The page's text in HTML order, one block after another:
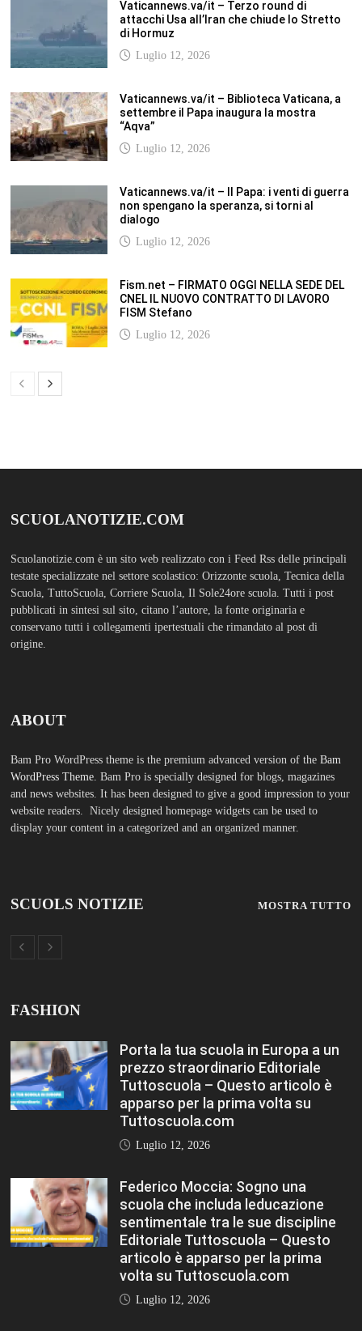
Vaticannews.va/it – Terzo round di
attacchi Usa all’Iran che chiude lo Stretto
di Hormuz
Luglio 12, 2026
Vaticannews.va/it – Biblioteca Vaticana, a
settembre il Papa inaugura la mostra
“Aqva”
Luglio 12, 2026
Vaticannews.va/it – Il Papa: i venti di guerra
non spengano la speranza, si torni al
dialogo
Luglio 12, 2026
Fism.net – FIRMATO OGGI NELLA SEDE DEL
CNEL IL NUOVO CONTRATTO DI LAVORO
FISM Stefano
Luglio 12, 2026
SCUOLANOTIZIE.COM
Scuolanotizie.com è un sito web realizzato con i Feed Rss delle principali
testate specializzate nel settore scolastico: Orizzonte scuola, Tecnica della
Scuola, TuttoScuola, Corriere Scuola, Il Sole24ore scuola. Tutti i post
pubblicati in sintesi sul sito, citano l’autore, la fonte originaria e
conservano tutti i collegamenti ipertestuali che rimandato al post di
origine.
ABOUT
Bam Pro WordPress theme is the premium advanced version of the Bam
WordPress Theme. Bam Pro is specially designed for blogs, magazines
and news websites. It has been designed to give a good impression to your
website readers. Nicely designed homepage widgets can be used to
display your content in a categorized and an organized manner.
SCUOLS NOTIZIE MOSTRA TUTTO
FASHION
Porta la tua scuola in Europa a un
prezzo straordinario Editoriale
Tuttoscuola – Questo articolo è
apparso per la prima volta su
Tuttoscuola.com
Luglio 12, 2026
Federico Moccia: Sogno una
scuola che includa leducazione
sentimentale tra le sue discipline
Editoriale Tuttoscuola – Questo
articolo è apparso per la prima
volta su Tuttoscuola.com
Luglio 12, 2026